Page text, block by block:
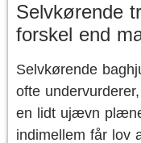
Selvkørende
forskel end
Selvkørende
ofte
en lidt ujævn
indimellem får lov